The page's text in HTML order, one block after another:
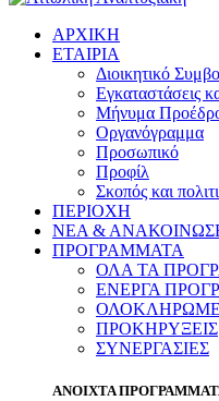
ΑΡΧΙΚΗ
ΕΤΑΙΡΙΑ
Διοικητικό
Εγκαταστάσεις
Μήνυμα
Οργανόγραμμα
Προσωπικό
Προφίλ
Σκοπός και
ΠΕΡΙΟΧΗ
ΝΕΑ &
ΠΡΟΓΡΑΜΜΑΤΑ
ΟΛΑ ΤΑ
ΕΝΕΡΓΑ
ΠΡΟΚΗΡΥΞΕΙΣ
ΣΥΝΕΡΓΑΣΙΕΣ
ΑΝΟΙΧΤΑ